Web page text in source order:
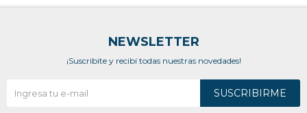
NEWSLETTER
¡Suscribite y recibí todas nuestras novedades!
SUSCRIBIRME